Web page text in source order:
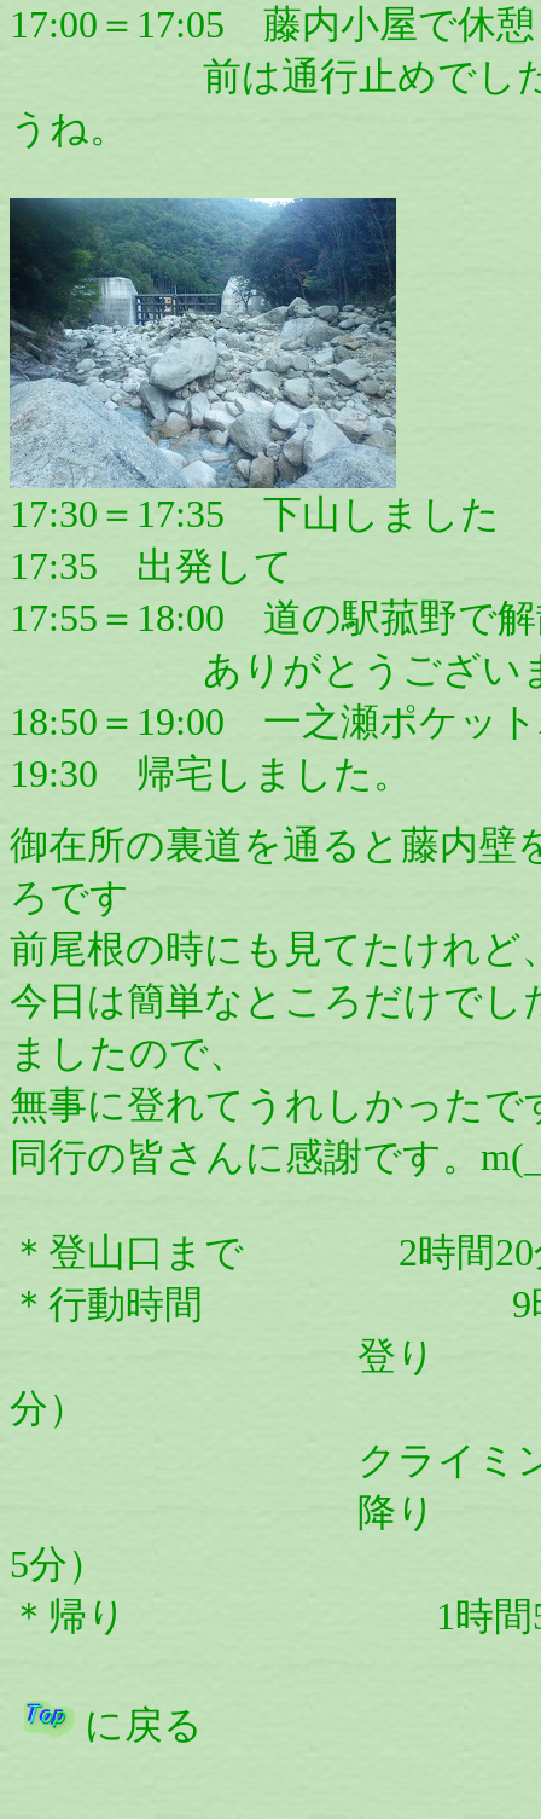
17:00＝17:05 藤内小屋で休
前は通行止めでしたが
うね。
17:30＝17:35 下山しました
17:35 出発して
17:55＝18:00 道の駅菰野で
ありがとうございま
18:50＝19:00 一之瀬ポケッ
19:30 帰宅しました。
御在所の裏道を通ると藤内
ろです
前尾根の時にも見てたけれ
今日は簡単なところだけで
ましたので、
無事に登れてうれしかったで
同行の皆さんに感謝です。
＊登山口まで 2時間20
＊行動時間 9
登り 1時間
分）
クライミン
降り 55
5分）
＊帰り 1時間55分
に戻る